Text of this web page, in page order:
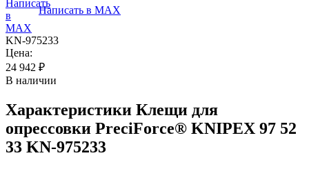
Написать в MAX
KN-975233
Цена:
24 942 ₽
В наличии
Характеристики Клещи для
опрессовки PreciForce® KNIPEX 97 52
33 KN-975233